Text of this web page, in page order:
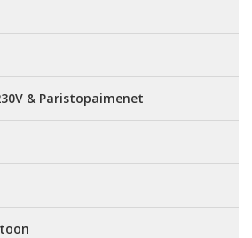
& Paristopaimenet